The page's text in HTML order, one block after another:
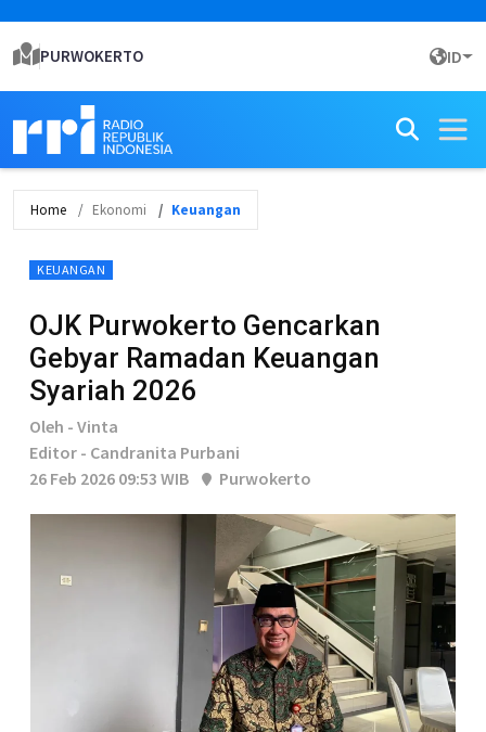
PURWOKERTO ID
Home Ekonomi Keuangan
KEUANGAN
OJK Purwokerto Gencarkan
Gebyar Ramadan Keuangan
Syariah 2026
Oleh - Vinta
Editor - Candranita Purbani
26 Feb 2026 09:53 WIB
Purwokerto